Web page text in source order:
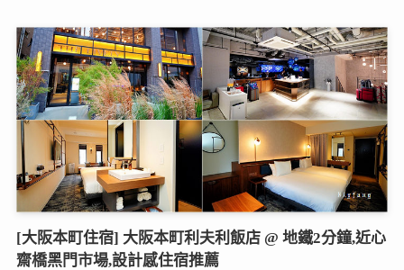
[大阪本町住宿] 大阪本町利夫利飯店 @ 地鐵2分鐘,近心
齋橋黑門市場,設計感住宿推薦